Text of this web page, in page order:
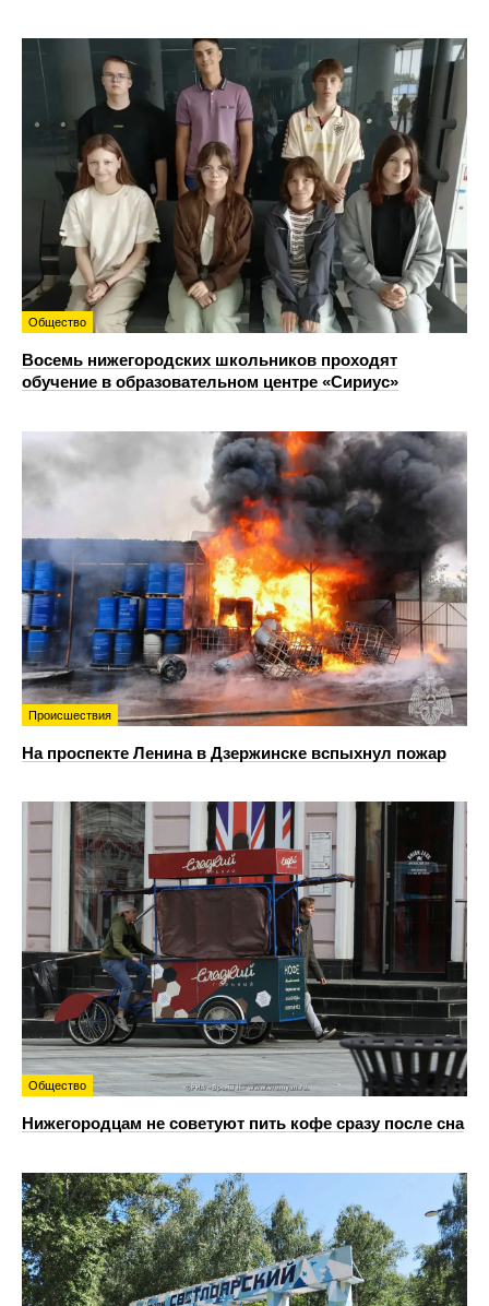
Общество
Восемь нижегородских школьников проходят
обучение в образовательном центре «Сириус»
Происшествия
На проспекте Ленина в Дзержинске вспыхнул пожар
Общество
Нижегородцам не советуют пить кофе сразу после сна